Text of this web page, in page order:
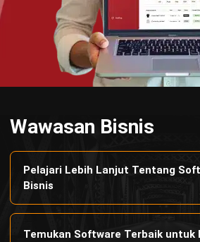
Wawasan Bisnis
Pelajari Lebih Lanjut Tentang
Bisnis
Temukan Software Terbaik untuk